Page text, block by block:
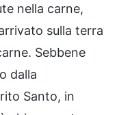
nella carne,
sulla terra
Sebbene
dalla
Santo, in